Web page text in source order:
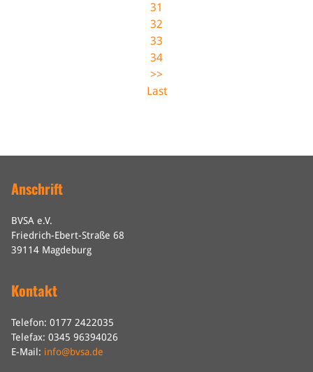
31
32
33
34
>>
Last
Anschrift
BVSA e.V.
Friedrich-Ebert-Straße 68
39114 Magdeburg
Kontakt
Telefon: 0177 2422035
Telefax: 0345 96394026
E-Mail: info@bvsa.de